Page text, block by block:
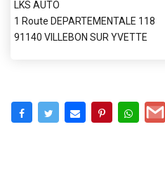
LKS AUTO
1 Route DEPARTEMENTALE 118
91140 VILLEBON SUR YVETTE